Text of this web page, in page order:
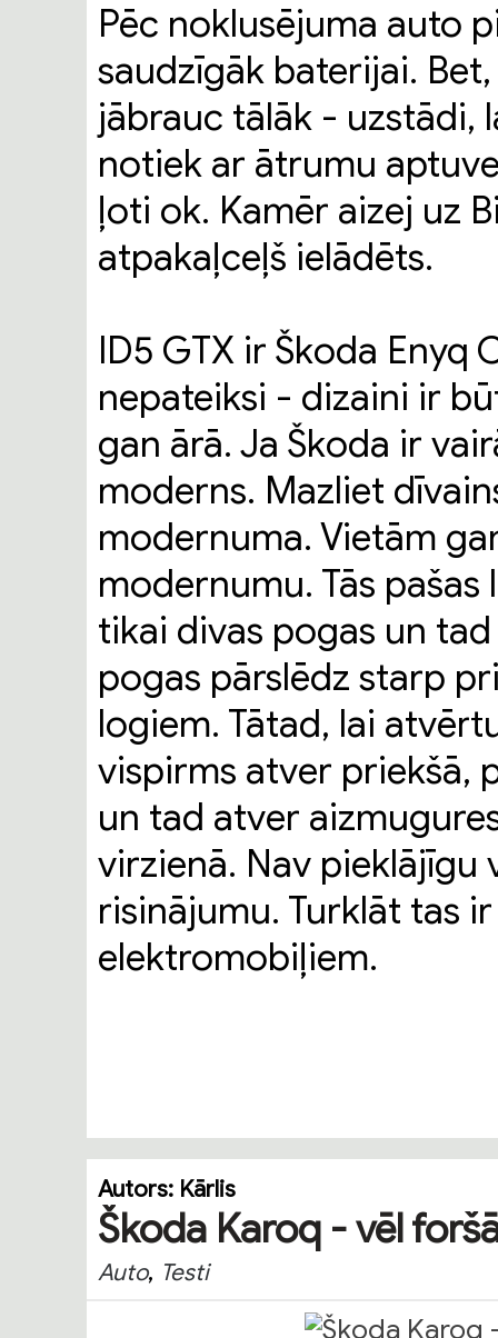
Pēc noklusējuma auto
saudzīgāk baterijai.
jābrauc tālāk - uzstādi,
notiek ar ātrumu
ļoti ok. Kamēr aizej uz
atpakaļceļš ielādēts.
ID5 GTX ir Škoda Enyq
nepateiksi - dizaini ir
gan ārā. Ja Škoda ir
moderns. Mazliet
modernuma. Vietām
modernumu. Tās
tikai divas pogas un
pogas pārslēdz starp
logiem. Tātad, lai
vispirms atver priekšā,
un tad atver
virzienā. Nav pieklājīgu
risinājumu. Turklāt tas
elektromobiļiem.
Autors: Kārlis
Škoda Karoq - vēl
Auto, Testi